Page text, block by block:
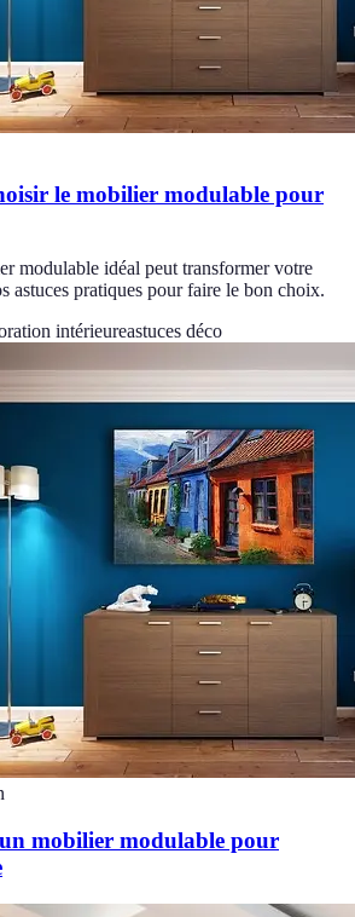
le mobilier modulable pour
modulable idéal peut transformer votre
astuces pratiques pour faire le bon choix.
intérieureastuces déco
mobilier modulable pour